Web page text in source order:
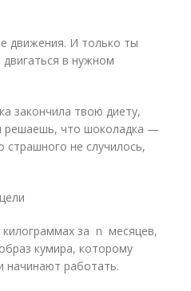
движения. И только ты
в нужном
закончила твою диету,
решаешь, что шоколадка —
страшного не случилось,
за n месяцев,
кумира, которому
начинают работать.